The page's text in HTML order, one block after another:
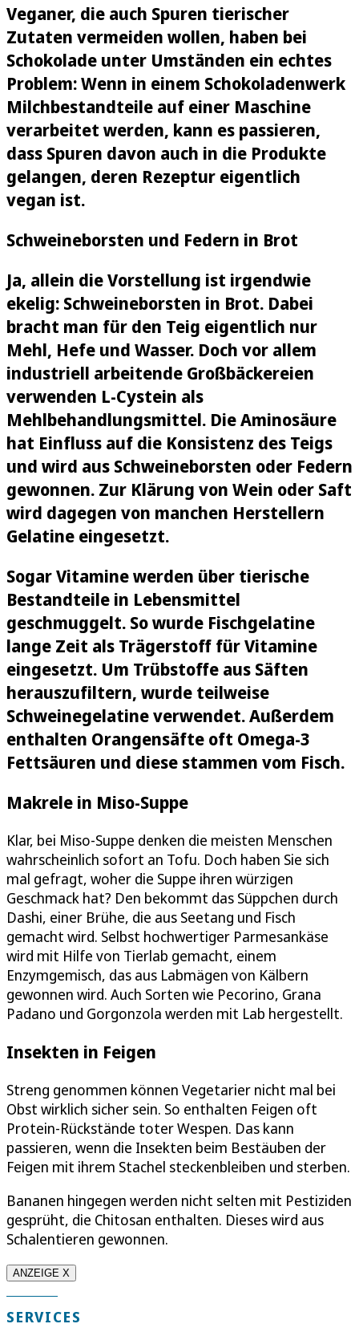
Veganer, die auch Spuren tierischer
Zutaten vermeiden wollen, haben bei
Schokolade unter Umständen ein echtes
Problem: Wenn in einem Schokoladenwerk
Milchbestandteile auf einer Maschine
verarbeitet werden, kann es passieren,
dass Spuren davon auch in die Produkte
gelangen, deren Rezeptur eigentlich
vegan ist.
Schweineborsten und Federn in Brot
Ja, allein die Vorstellung ist irgendwie
ekelig: Schweineborsten in Brot. Dabei
bracht man für den Teig eigentlich nur
Mehl, Hefe und Wasser. Doch vor allem
industriell arbeitende Großbäckereien
verwenden L-Cystein als
Mehlbehandlungsmittel. Die Aminosäure
hat Einfluss auf die Konsistenz des Teigs
und wird aus Schweineborsten oder Federn
gewonnen. Zur Klärung von Wein oder Saft
wird dagegen von manchen Herstellern
Gelatine eingesetzt.
Sogar Vitamine werden über tierische
Bestandteile in Lebensmittel
geschmuggelt. So wurde Fischgelatine
lange Zeit als Trägerstoff für Vitamine
eingesetzt. Um Trübstoffe aus Säften
herauszufiltern, wurde teilweise
Schweinegelatine verwendet. Außerdem
enthalten Orangensäfte oft Omega-3
Fettsäuren und diese stammen vom Fisch.
Makrele in Miso-Suppe
Klar, bei Miso-Suppe denken die meisten Menschen
wahrscheinlich sofort an Tofu. Doch haben Sie sich
mal gefragt, woher die Suppe ihren würzigen
Geschmack hat? Den bekommt das Süppchen durch
Dashi, einer Brühe, die aus Seetang und Fisch
gemacht wird. Selbst hochwertiger Parmesankäse
wird mit Hilfe von Tierlab gemacht, einem
Enzymgemisch, das aus Labmägen von Kälbern
gewonnen wird. Auch Sorten wie Pecorino, Grana
Padano und Gorgonzola werden mit Lab hergestellt.
Insekten in Feigen
Streng genommen können Vegetarier nicht mal bei
Obst wirklich sicher sein. So enthalten Feigen oft
Protein-Rückstände toter Wespen. Das kann
passieren, wenn die Insekten beim Bestäuben der
Feigen mit ihrem Stachel steckenbleiben und sterben.
Bananen hingegen werden nicht selten mit Pestiziden
gesprüht, die Chitosan enthalten. Dieses wird aus
Schalentieren gewonnen.
ANZEIGE X
SERVICES